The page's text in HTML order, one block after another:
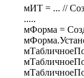
мИТ = ... //
.....
мФорма =